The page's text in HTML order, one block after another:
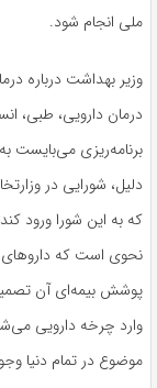
ملی انجام شود.
وزیر بهداشت درباره
درمان دارویی، طبی،
برنامه‌ریزی می‌بایست
دلیل، شورایی در
که به این شورا ورود
نحوی است که داروهای
پوشش بیمه‌ای آن
وارد چرخه دارویی
موضوع در تمام دنیا